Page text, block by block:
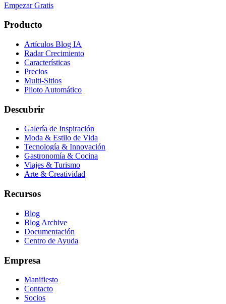
Empezar Gratis
Producto
Artículos Blog IA
Radar Crecimiento
Características
Precios
Multi-Sitios
Piloto Automático
Descubrir
Galería de Inspiración
Moda & Estilo de Vida
Tecnología & Innovación
Gastronomía & Cocina
Viajes & Turismo
Arte & Creatividad
Recursos
Blog
Blog Archive
Documentación
Centro de Ayuda
Empresa
Manifiesto
Contacto
Socios